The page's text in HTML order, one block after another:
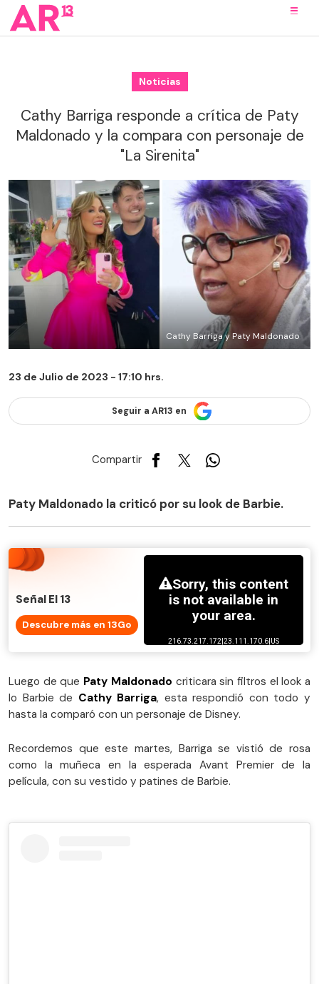
Noticias
Cathy Barriga responde a crítica de Paty
Maldonado y la compara con personaje de
"La Sirenita"
Cathy Barriga y Paty Maldonado
23 de Julio de 2023 - 17:10 hrs.
Seguir a AR13 en
Compartir
Paty Maldonado la criticó por su look de Barbie.
Señal El 13
Descubre más en 13Go
Luego de que Paty Maldonado criticara sin filtros el look a
lo Barbie de Cathy Barriga, esta respondió con todo y
hasta la comparó con un personaje de Disney.
Recordemos que este martes, Barriga se vistió de rosa
como la muñeca en la esperada Avant Premier de la
película, con su vestido y patines de Barbie.